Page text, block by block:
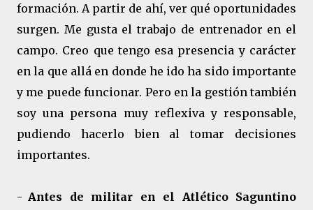
formación. A partir de ahí, ver qué oportunidades
surgen. Me gusta el trabajo de entrenador en el
campo. Creo que tengo esa presencia y carácter
en la que allá en donde he ido ha sido importante
y me puede funcionar. Pero en la gestión también
soy una persona muy reflexiva y responsable,
pudiendo hacerlo bien al tomar decisiones
importantes.
- Antes de militar en el Atlético Saguntino